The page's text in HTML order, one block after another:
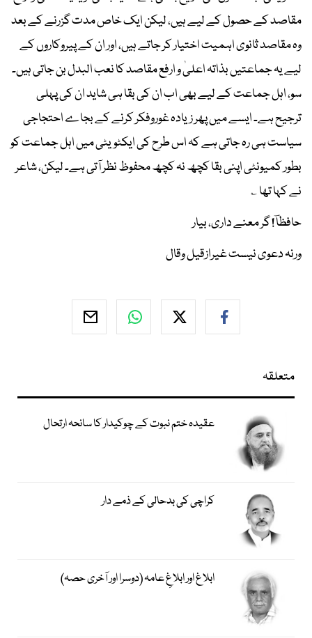
مقاصد کے حصول کے لیے ہیں، لیکن ایک خاص مدت گزرنے کے بعد
وہ مقاصد ثانوی اہمیت اختیار کر جاتے ہیں، اور ان کے پیروکاروں کے
لیے یہ جماعتیں بذاتہ اعلیٰ و ارفع مقاصد کا نعب البدل بن جاتی ہیں۔
سو، اہل جماعت کے لیے بھی اب ان کی بقا ہی شاید ان کی پہلی
ترجیح ہے۔ ایسے میں پھر زیادہ غوروفکر کرنے کے بجاے احتجاجی
سیاست ہی رہ جاتی ہے کہ اس طرح کی ایکٹویٹی میں اہل جماعت کو
بطور کمیونٹی اپنی بقا کچھ نہ کچھ محفوظ نظر آتی ہے۔ لیکن، شاعر
نے کہا تھا ؎
حافظاؔ ! گر معنے داری، بیار
ورنہ دعوی نیست غیرازقیل وقال
متعلقہ
عقیدہ ختم نبوت کے چوکیدار کا سانحہ ارتحال
کراچی کی بدحالی کے ذمے دار
ابلاغ اور ابلاغِ عامہ (دوسرا اور آخری حصہ)